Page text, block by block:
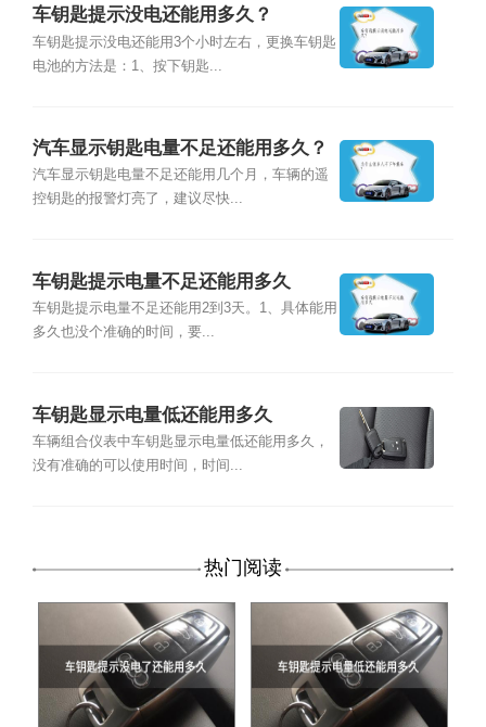
车钥匙提示没电还能用多久？
车钥匙提示没电还能用3个小时左右，更换车钥匙
电池的方法是：1、按下钥匙...
汽车显示钥匙电量不足还能用多久？
汽车显示钥匙电量不足还能用几个月，车辆的遥
控钥匙的报警灯亮了，建议尽快...
车钥匙提示电量不足还能用多久
车钥匙提示电量不足还能用2到3天。1、具体能用
多久也没个准确的时间，要...
车钥匙显示电量低还能用多久
车辆组合仪表中车钥匙显示电量低还能用多久，
没有准确的可以使用时间，时间...
热门阅读